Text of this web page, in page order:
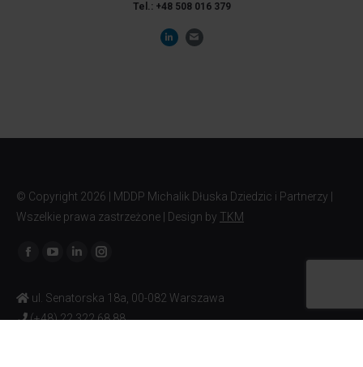
Tel.: +48 508 016 379
© Copyright 2026 | MDDP Michalik Dłuska Dziedzic i Partnerzy |
Wszelkie prawa zastrzeżone | Design by TKM
Znajdź nas na:
ul. Senatorska 18a, 00-082 Warszawa
(+48) 22 322 68 88